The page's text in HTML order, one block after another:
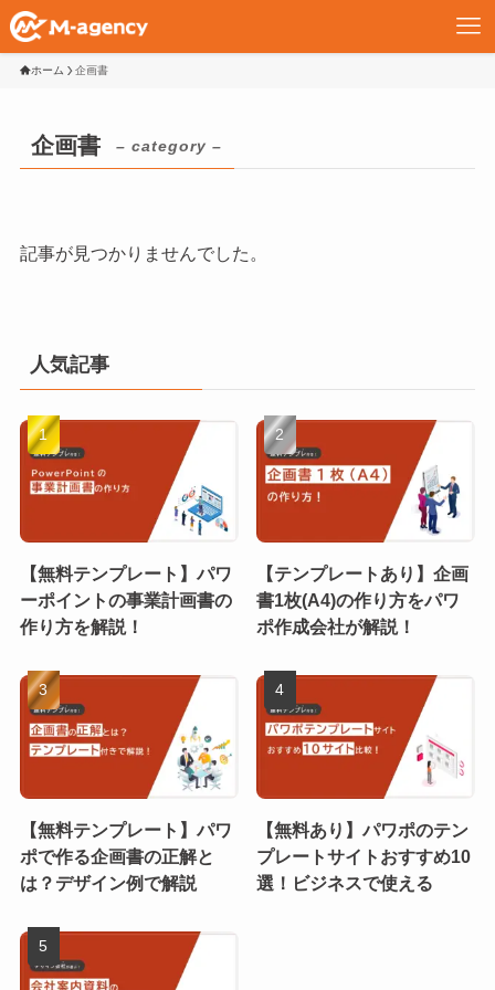
ホーム 企画書
企画書 – category –
記事が見つかりませんでした。
人気記事
【無料テンプレート】パワ
ーポイントの事業計画書の
作り方を解説！
【テンプレートあり】企画
書1枚(A4)の作り方をパワ
ポ作成会社が解説！
【無料テンプレート】パワ
ポで作る企画書の正解と
は？デザイン例で解説
【無料あり】パワポのテン
プレートサイトおすすめ10
選！ビジネスで使える